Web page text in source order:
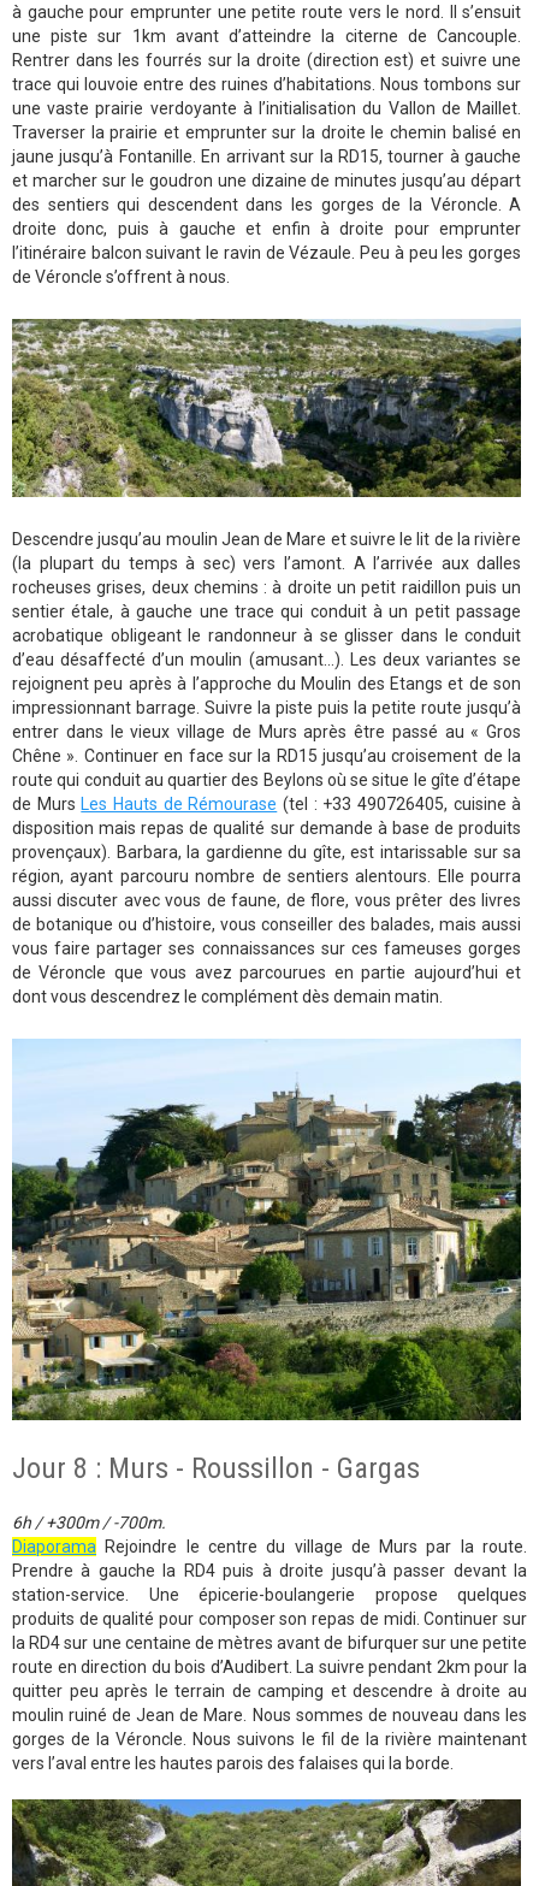
à gauche pour emprunter une petite route vers le nord. Il s’ensuit
une piste sur 1km avant d’atteindre la citerne de Cancouple.
Rentrer dans les fourrés sur la droite (direction est) et suivre une
trace qui louvoie entre des ruines d’habitations. Nous tombons sur
une vaste prairie verdoyante à l’initialisation du Vallon de Maillet.
Traverser la prairie et emprunter sur la droite le chemin balisé en
jaune jusqu’à Fontanille. En arrivant sur la RD15, tourner à gauche
et marcher sur le goudron une dizaine de minutes jusqu’au départ
des sentiers qui descendent dans les gorges de la Véroncle. A
droite donc, puis à gauche et enfin à droite pour emprunter
l’itinéraire balcon suivant le ravin de Vézaule. Peu à peu les gorges
de Véroncle s’offrent à nous.
Descendre jusqu’au moulin Jean de Mare et suivre le lit de la rivière
(la plupart du temps à sec) vers l’amont. A l’arrivée aux dalles
rocheuses grises, deux chemins : à droite un petit raidillon puis un
sentier étale, à gauche une trace qui conduit à un petit passage
acrobatique obligeant le randonneur à se glisser dans le conduit
d’eau désaffecté d’un moulin (amusant…). Les deux variantes se
rejoignent peu après à l’approche du Moulin des Etangs et de son
impressionnant barrage. Suivre la piste puis la petite route jusqu’à
entrer dans le vieux village de Murs après être passé au « Gros
Chêne ». Continuer en face sur la RD15 jusqu’au croisement de la
route qui conduit au quartier des Beylons où se situe le gîte d’étape
de Murs Les Hauts de Rémourase (tel : +33 490726405, cuisine à
disposition mais repas de qualité sur demande à base de produits
provençaux). Barbara, la gardienne du gîte, est intarissable sur sa
région, ayant parcouru nombre de sentiers alentours. Elle pourra
aussi discuter avec vous de faune, de flore, vous prêter des livres
de botanique ou d’histoire, vous conseiller des balades, mais aussi
vous faire partager ses connaissances sur ces fameuses gorges
de Véroncle que vous avez parcourues en partie aujourd’hui et
dont vous descendrez le complément dès demain matin.
Jour 8 : Murs - Roussillon - Gargas
6h / +300m / -700m.
Diaporama Rejoindre le centre du village de Murs par la route.
Prendre à gauche la RD4 puis à droite jusqu’à passer devant la
station-service. Une épicerie-boulangerie propose quelques
produits de qualité pour composer son repas de midi. Continuer sur
la RD4 sur une centaine de mètres avant de bifurquer sur une petite
route en direction du bois d’Audibert. La suivre pendant 2km pour la
quitter peu après le terrain de camping et descendre à droite au
moulin ruiné de Jean de Mare. Nous sommes de nouveau dans les
gorges de la Véroncle. Nous suivons le fil de la rivière maintenant
vers l’aval entre les hautes parois des falaises qui la borde.